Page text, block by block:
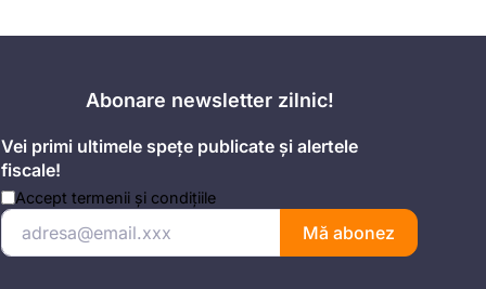
Abonare newsletter zilnic!
Vei primi ultimele spețe publicate și alertele
fiscale!
Accept termenii și condițiile
Mă abonez